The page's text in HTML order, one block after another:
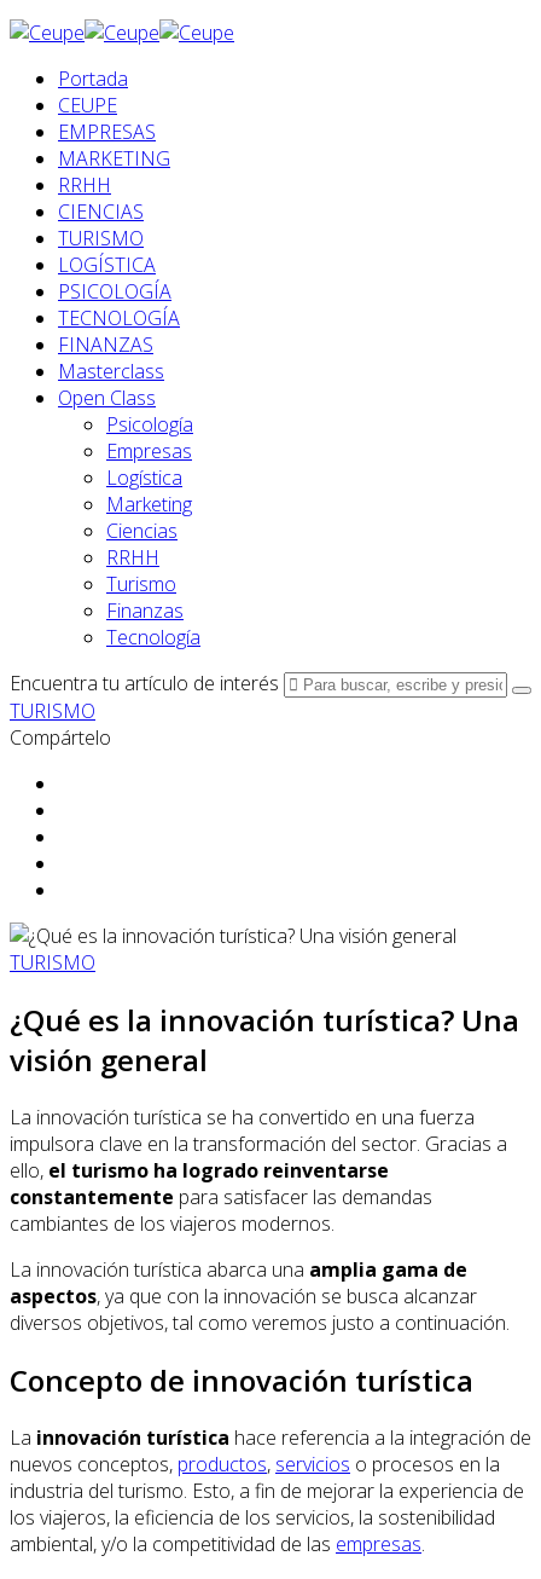
Portada
CEUPE
EMPRESAS
MARKETING
RRHH
CIENCIAS
TURISMO
LOGÍSTICA
PSICOLOGÍA
TECNOLOGÍA
FINANZAS
Masterclass
Open Class
Psicología
Empresas
Logística
Marketing
Ciencias
RRHH
Turismo
Finanzas
Tecnología
Encuentra tu artículo de interés
TURISMO
Compártelo
TURISMO
¿Qué es la innovación turística? Una
visión general
La innovación turística se ha convertido en una fuerza
impulsora clave en la transformación del sector. Gracias a
ello, el turismo ha logrado reinventarse
constantemente para satisfacer las demandas
cambiantes de los viajeros modernos.
La innovación turística abarca una amplia gama de
aspectos, ya que con la innovación se busca alcanzar
diversos objetivos, tal como veremos justo a continuación.
Concepto de innovación turística
La innovación turística hace referencia a la integración de
nuevos conceptos, productos, servicios o procesos en la
industria del turismo. Esto, a fin de mejorar la experiencia de
los viajeros, la eficiencia de los servicios, la sostenibilidad
ambiental, y/o la competitividad de las empresas.